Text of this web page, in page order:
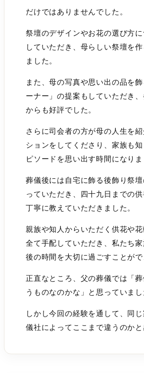
だけではありませんでした。
祭壇のデザインやお花の選び方
していただき、母らしい祭壇を
ました。
また、母の写真や思い出の品を
ーナー」の提案もしていただき
からも好評でした。
さらに司会者の方が母の人生を
ションをしてくださり、家族も
ピソードを思い出す時間になりま
葬儀後には自宅に飾る後飾り祭
っていただき、四十九日までの
丁寧に教えていただきました。
親族や知人からいただく供花や
全て手配していただき、私たち
後の時間を大切に過ごすことがで
正直なところ、父の葬儀では「
うものなのかな」と思っていまし
しかし今回の経験を通して、同
儀社によってここまで違うのかと